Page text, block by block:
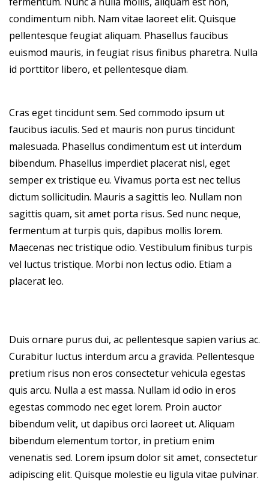
condimentum nibh. Nam vitae laoreet elit. Quisque
pellentesque feugiat aliquam. Phasellus faucibus
euismod mauris, in feugiat risus finibus pharetra. Nulla
id porttitor libero, et pellentesque diam.
Cras eget tincidunt sem. Sed commodo ipsum ut
faucibus iaculis. Sed et mauris non purus tincidunt
malesuada. Phasellus condimentum est ut interdum
bibendum. Phasellus imperdiet placerat nisl, eget
semper ex tristique eu. Vivamus porta est nec tellus
dictum sollicitudin. Mauris a sagittis leo. Nullam non
sagittis quam, sit amet porta risus. Sed nunc neque,
fermentum at turpis quis, dapibus mollis lorem.
Maecenas nec tristique odio. Vestibulum finibus turpis
vel luctus tristique. Morbi non lectus odio. Etiam a
placerat leo.
Duis ornare purus dui, ac pellentesque sapien varius ac.
Curabitur luctus interdum arcu a gravida. Pellentesque
pretium risus non eros consectetur vehicula egestas
quis arcu. Nulla a est massa. Nullam id odio in eros
egestas commodo nec eget lorem. Proin auctor
bibendum velit, ut dapibus orci laoreet ut. Aliquam
bibendum elementum tortor, in pretium enim
venenatis sed. Lorem ipsum dolor sit amet, consectetur
adipiscing elit. Quisque molestie eu ligula vitae pulvinar.